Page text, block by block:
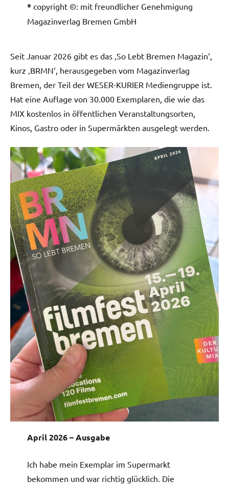
*copyright ©: mit freundlicher Genehmigung
Magazinverlag Bremen GmbH
Seit Januar 2026 gibt es das ‚So Lebt Bremen Magazin‘,
kurz ‚BRMN‘, herausgegeben vom Magazinverlag
Bremen, der Teil der WESER-KURIER Mediengruppe ist.
Hat eine Auflage von 30.000 Exemplaren, die wie das
MIX kostenlos in öffentlichen Veranstaltungsorten,
Kinos, Gastro oder in Supermärkten ausgelegt werden.
April 2026 – Ausgabe
Ich habe mein Exemplar im Supermarkt
bekommen und war richtig glücklich. Die